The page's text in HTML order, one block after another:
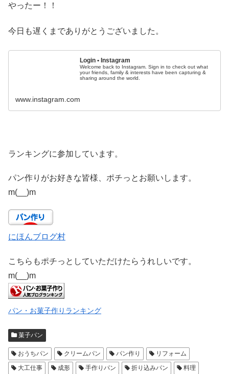
やったー！！
今日も遅くまでありがとうございました。
Login • Instagram
Welcome back to Instagram. Sign in to check out what
your friends, family & interests have been capturing &
sharing around the world.
www.instagram.com
ランキングに参加しています。
パン作りがお好きな皆様、ポチっとお願いします。
m(__)m
にほんブログ村
こちらもポチっとしていただけたらうれしいです。
m(__)m
パン・お菓子作りランキング
菓子パン
おうちパン クリームパン パン作り
リフォーム
大工仕事
成形 手作りパン 折り込みパン 料理